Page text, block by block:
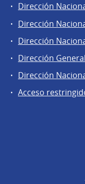
Áreas
de
la
Dirección
General
de
Secretaría
Dirección
Dirección
Dirección
Dirección
Dirección
Acceso